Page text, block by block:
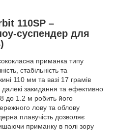
110SP –
суспендер для
приманка типу
стабільність та
110 мм та вазі 17 грамів
закидання та ефективно
до 1.2 м робить його
лову та облову
плавучість дозволяє
приманку в полі зору